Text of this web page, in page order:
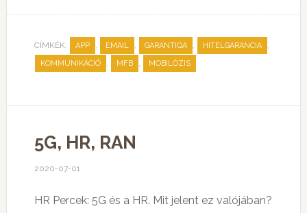
CÍMKÉK: APP , EMAIL , GARANTIQA , HITELGARANCIA ,
KOMMUNIKÁCIÓ , MFB , MOBILÓZIS
5G, HR, RAN
2020-07-01
HR Percek: 5G és a HR. Mit jelent ez valójában?